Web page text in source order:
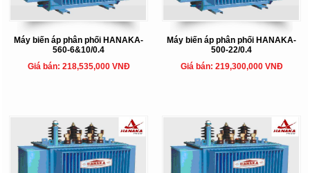
Máy biến áp phân phối HANAKA-
560-6&10/0.4
Giá bán: 218,535,000 VNĐ
Máy biến áp phân phối HANAKA-
500-22/0.4
Giá bán: 219,300,000 VNĐ